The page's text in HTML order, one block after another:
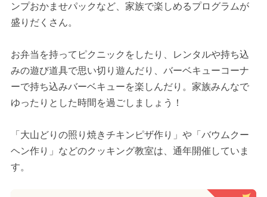
ンプおかませパックなど、家族で楽しめるプログラムが
盛りだくさん。
お弁当を持ってピクニックをしたり、レンタルや持ち込
みの遊び道具で思い切り遊んだり、バーベキューコーナ
ーで持ち込みバーベキューを楽しんだり。家族みんなで
ゆったりとした時間を過ごしましょう！
「大山どりの照り焼きチキンピザ作り」や「バウムクー
ヘン作り」などのクッキング教室は、通年開催していま
す。